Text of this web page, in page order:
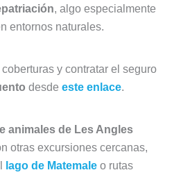
, algo especialmente
entornos naturales.
y contratar el seguro
desde este enlace.
animales de Les Angles
otras excursiones cercanas,
lago de Matemaleo rutas